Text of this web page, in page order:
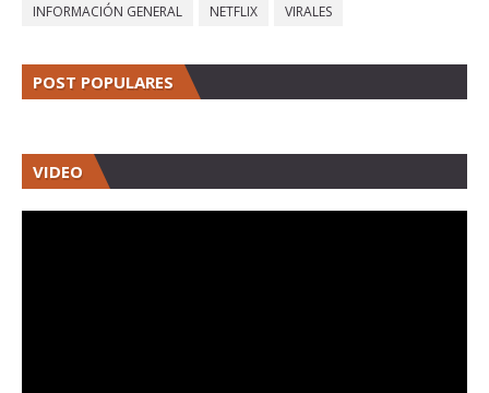
INFORMACIÓN GENERAL NETFLIX VIRALES
POST POPULARES
VIDEO